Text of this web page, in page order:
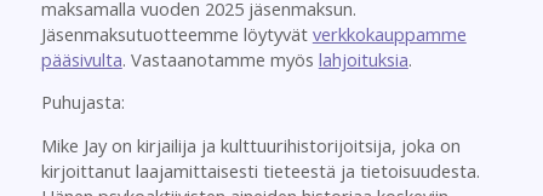
maksamalla vuoden 2025 jäsenmaksun.
Jäsenmaksutuotteemme löytyvät verkkokauppamme
pääsivulta. Vastaanotamme myös lahjoituksia.
Puhujasta:
Mike Jay on kirjailija ja kulttuurihistorijoitsija, joka on
kirjoittanut laajamittaisesti tieteestä ja tietoisuudesta.